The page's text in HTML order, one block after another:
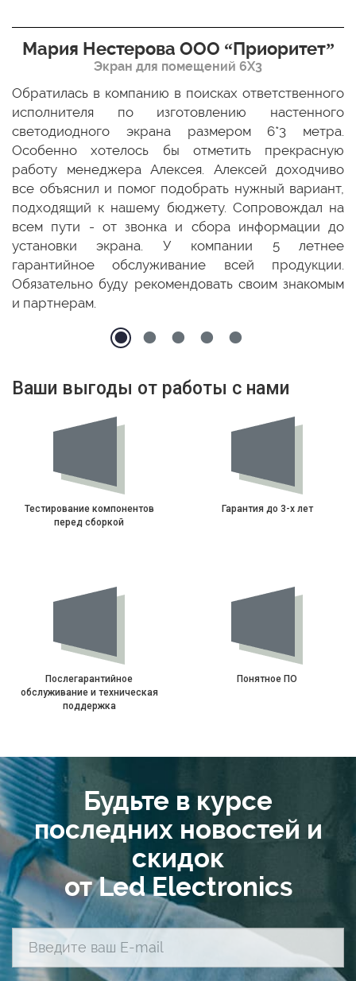
Мария Нестерова ООО “Приоритет”
Экран для помещений 6Х3
Обратилась в компанию в поисках ответственного
исполнителя по изготовлению настенного
светодиодного экрана размером 6*3 метра.
Особенно хотелось бы отметить прекрасную
работу менеджера Алексея. Алексей доходчиво
все объяснил и помог подобрать нужный вариант,
подходящий к нашему бюджету. Сопровождал на
всем пути - от звонка и сбора информации до
установки экрана. У компании 5 летнее
гарантийное обслуживание всей продукции.
Обязательно буду рекомендовать своим знакомым
и партнерам.
Ваши выгоды от работы с нами
Тестирование компонентов
перед сборкой
Гарантия до 3-х лет
Послегарантийное
обслуживание и техническая
поддержка
Понятное ПО
Будьте в курсе
последних новостей и
скидок
от Led Electronics